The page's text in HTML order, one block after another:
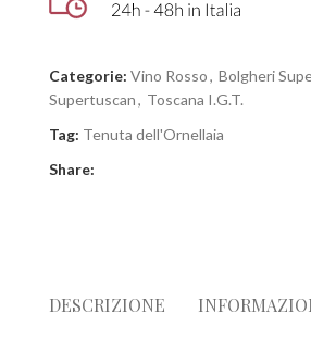
Categorie: Vino Rosso, Bolgheri
Supertuscan, Toscana I.G.T.
Tag: Tenuta dell'Ornellaia
Share:
DESCRIZIONE